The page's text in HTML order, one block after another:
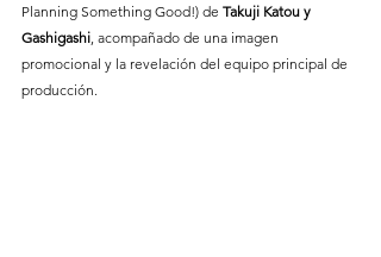
Planning Something Good!) de Takuji Katou y
Gashigashi , acompañado de una imagen
promocional y la revelación del equipo principal de
producción.